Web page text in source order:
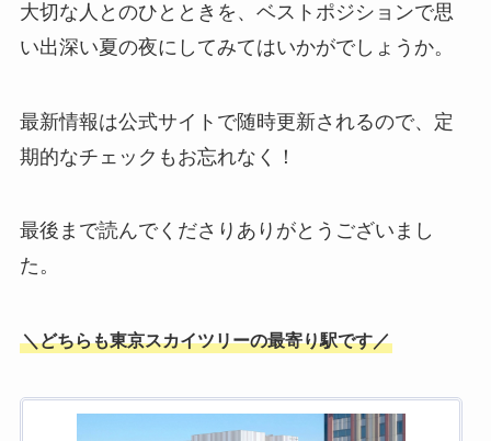
大切な人とのひとときを、ベストポジションで思
い出深い夏の夜にしてみてはいかがでしょうか。
最新情報は公式サイトで随時更新されるので、定
期的なチェックもお忘れなく！
最後まで読んでくださりありがとうございまし
た。
＼どちらも東京スカイツリーの最寄り駅です／